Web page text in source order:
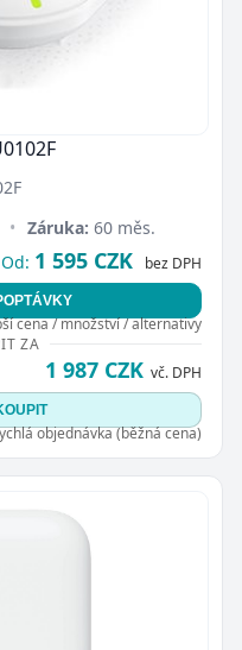
• Záruka: 60 měs.
Od: 1 595 CZK bez DPH
cena / množství / alternativy
ZA
1 987 CZK vč. DPH
objednávka (běžná cena)